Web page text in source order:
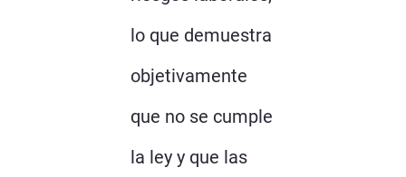
lo que demuestra
objetivamente
que no se cumple
la ley y que las